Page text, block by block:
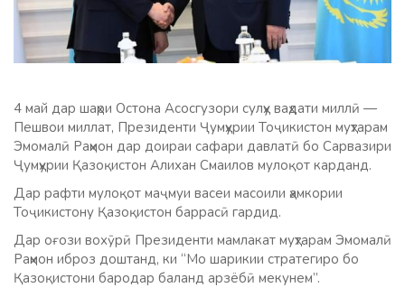
4 май дар шаҳри Остона Асосгузори сулҳу ваҳдати миллӣ —
Пешвои миллат, Президенти Ҷумҳурии Тоҷикистон муҳтарам
Эмомалӣ Раҳмон дар доираи сафари давлатӣ бо Сарвазири
Ҷумҳурии Қазоқистон Алихан Смаилов мулоқот карданд.
Дар рафти мулоқот маҷмуи васеи масоили ҳамкории
Тоҷикистону Қазоқистон баррасӣ гардид.
Дар оғози вохӯрӣ Президенти мамлакат муҳтарам Эмомалӣ
Раҳмон иброз доштанд, ки “Мо шарикии стратегиро бо
Қазоқистони бародар баланд арзёбӣ мекунем”.